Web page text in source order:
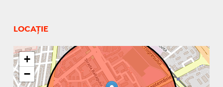
LOCAȚIE
+
−